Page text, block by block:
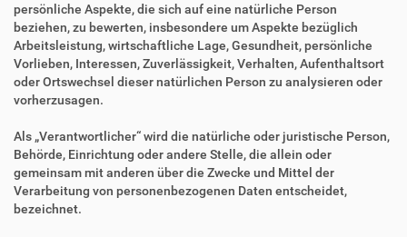
persönliche Aspekte, die sich auf eine natürliche Person
beziehen, zu bewerten, insbesondere um Aspekte bezüglich
Arbeitsleistung, wirtschaftliche Lage, Gesundheit, persönliche
Vorlieben, Interessen, Zuverlässigkeit, Verhalten, Aufenthaltsort
oder Ortswechsel dieser natürlichen Person zu analysieren oder
vorherzusagen.
Als „Verantwortlicher“ wird die natürliche oder juristische Person,
Behörde, Einrichtung oder andere Stelle, die allein oder
gemeinsam mit anderen über die Zwecke und Mittel der
Verarbeitung von personenbezogenen Daten entscheidet,
bezeichnet.